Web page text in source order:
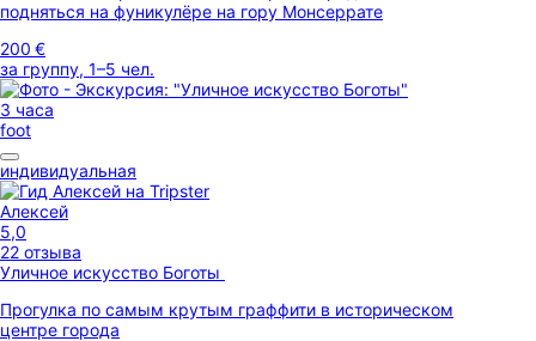
подняться на фуникулёре на гору Монсеррате
200 €
за группу, 1–5 чел.
3 часа
foot
индивидуальная
Алексей
5,0
22 отзыва
Уличное искусство Боготы
Прогулка по самым крутым граффити в историческом
центре города